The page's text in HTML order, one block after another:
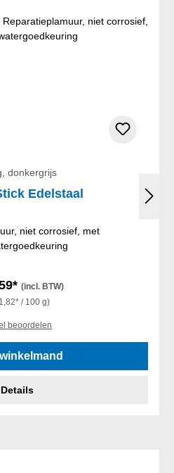
donkergrijs
Edelstaal
niet corrosief, met
(incl. BTW)
/ 100 g)
beoordelen
Details